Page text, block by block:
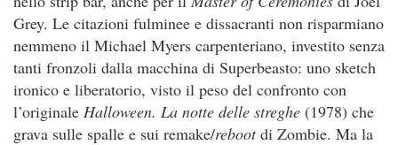
Grey. Le citazioni fulminee e dissacranti non risparmiano
nemmeno il Michael Myers carpenteriano, investito senza
tanti fronzoli dalla macchina di Superbeasto: uno sketch
ironico e liberatorio, visto il peso del confronto con
l’originale Halloween. La notte delle streghe (1978) che
grava sulle spalle e sui remake/rebootdi Zombie. Ma la